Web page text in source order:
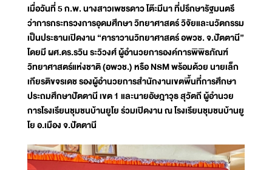
เมื่อวันที่ 5 ก.พ. นางสาวเพชรดาว โต๊ะมีนา ที่ปรึกษารัฐมนตรี
ว่าการกระทรวงการอุดมศึกษา วิทยาศาสตร์ วิจัยและนวัตกรรม
เป็นประธานเปิดงาน “คาราวานวิทยาศาสตร์ อพวช. จ.ปัตตานี”
โดยมี ผศ.ดร.รวิน ระวิวงศ์ ผู้อำนวยการองค์การพิพิธภัณฑ์
วิทยาศาสตร์แห่งชาติ (อพวช.) หรือ NSM พร้อมด้วย นายเล็ก
เกียรติขจรเดช รองผู้อำนวยการสำนักงานเขตพื้นที่การศึกษา
ประถมศึกษาปัตตานี เขต 1 และนายอัษฎาวุธ สุวัตถี ผู้อำนวย
การโรงเรียนชุมชนบ้านยูโย ร่วมเปิดงาน ณ โรงเรียนชุมชนบ้านยู
โย อ.เมือง จ.ปัตตานี